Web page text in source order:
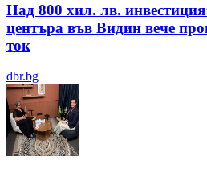
Над 800 хил. лв.
центъра във Видин вече
ток
dbr.bg